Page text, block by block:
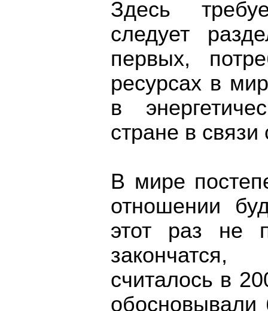
Здесь
следует
первых,
ресурсах в
в
стране в
В мире
отношении
этот раз не
считалось в
обосновывали